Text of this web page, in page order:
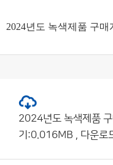
2024년도 녹색제품 구매
2024년도 녹색제품
기:0.016MB , 다운로